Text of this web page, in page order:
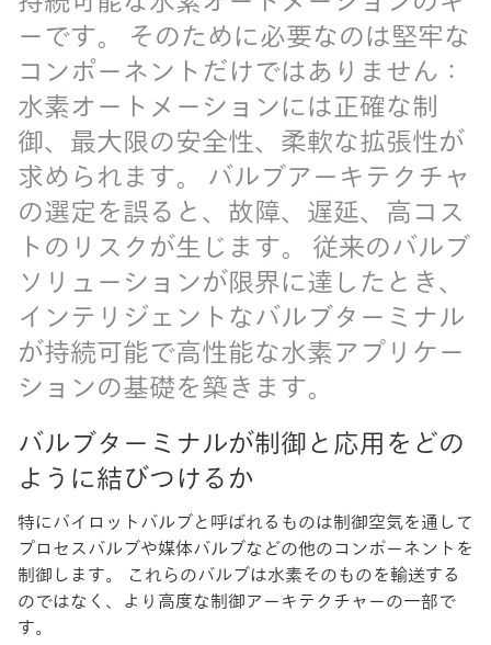
ーです。 そのために必要なのは堅牢な
コンポーネントだけではありません：
水素オートメーションには正確な制
御、最大限の安全性、柔軟な拡張性が
求められます。 バルブアーキテクチャ
の選定を誤ると、故障、遅延、高コス
トのリスクが生じます。 従来のバルブ
ソリューションが限界に達したとき、
インテリジェントなバルブターミナル
が持続可能で高性能な水素アプリケー
ションの基礎を築きます。
バルブターミナルが制御と応用をどの
ように結びつけるか
特にパイロットバルブと呼ばれるものは制御空気を通して
プロセスバルブや媒体バルブなどの他のコンポーネントを
制御します。 これらのバルブは水素そのものを輸送する
のではなく、より高度な制御アーキテクチャーの一部で
す。